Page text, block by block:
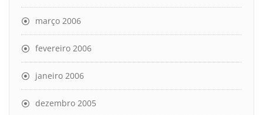
março 2006
fevereiro 2006
janeiro 2006
dezembro 2005